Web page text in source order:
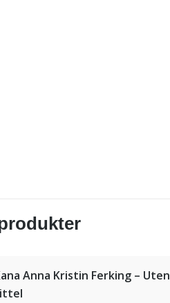
Anna Kristin Ferking – Uten